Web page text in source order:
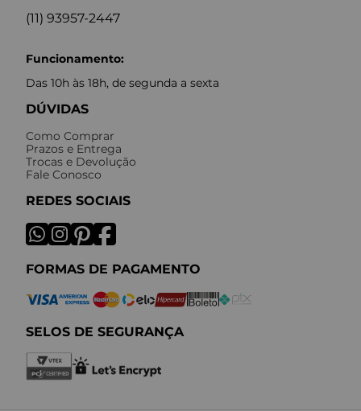
(11) 93957-2447
Funcionamento:
Das 10h às 18h, de segunda a sexta
DÚVIDAS
Como Comprar
Prazos e Entrega
Trocas e Devolução
Fale Conosco
REDES SOCIAIS
FORMAS DE PAGAMENTO
SELOS DE SEGURANÇA